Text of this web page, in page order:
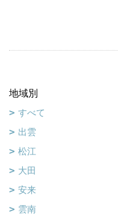
地域別
すべて
出雲
松江
大田
安来
雲南